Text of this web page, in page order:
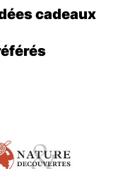
cadeaux